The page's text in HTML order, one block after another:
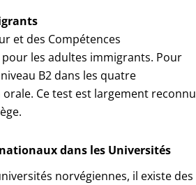
et des Compétences
les adultes immigrants. Pour
B2 dans les quatre
Ce test est largement reconnu
dans les Universités
norvégiennes, il existe des